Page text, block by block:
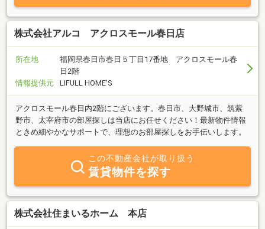
株式会社アルコ アクロスモール春日店
所在地
福岡県春日市春日５丁目17番地 アクロスモール春
日2階
情報提供元
LIFULL HOME'S
アクロスモール春日内2階にございます。春日市、大野城市、筑紫
野市、太宰府市の部屋探しは当店にお任せください！最新物件情報
ときめ細やかなサポートで、理想のお部屋探しをお手伝いします。
この不動産会社が取り扱う
賃貸物件を探す
株式会社住まいるホーム 本店